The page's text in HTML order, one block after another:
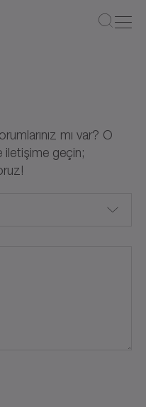
mı var? O
iletişime geçin;